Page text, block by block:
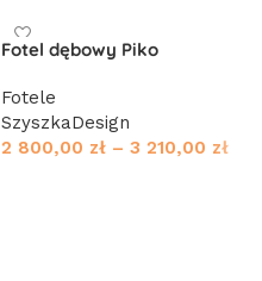
Fotel dębowy Piko
Fotele
SzyszkaDesign
2 800,00 zł – 3 210,00 zł